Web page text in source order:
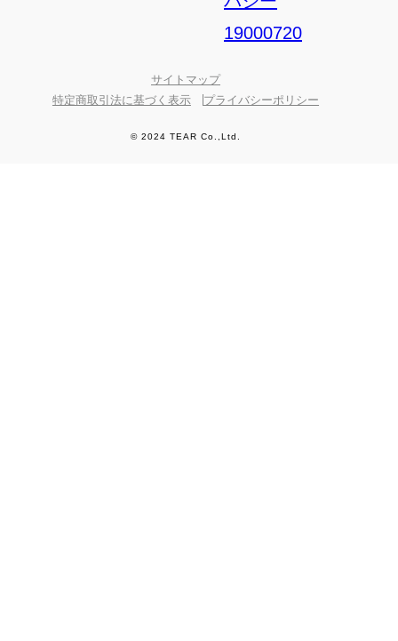
サイトマップ
特定商取引法に基づく表示
プライバシーポリシー
© 2024 TEAR Co.,Ltd.